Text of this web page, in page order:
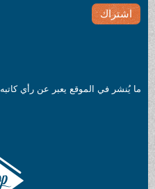
كاتبه ولا يعبر بالضرور عن رأي الرابطة